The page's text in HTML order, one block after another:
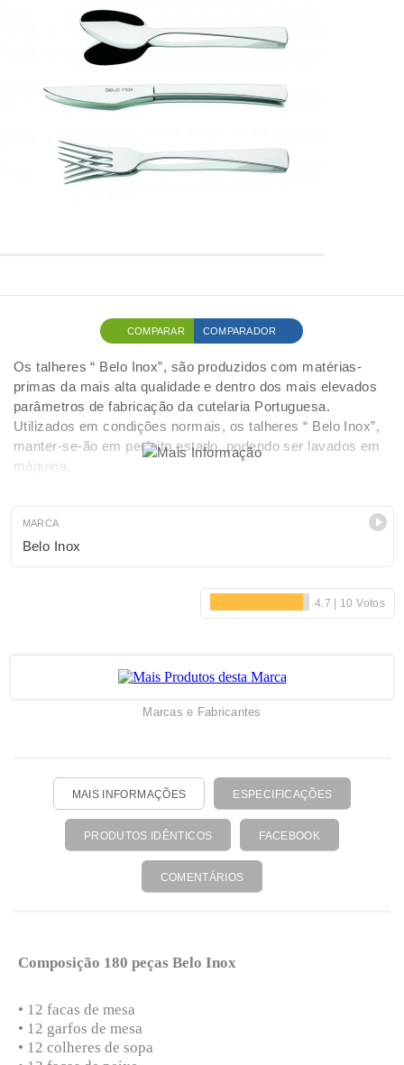
COMPARAR COMPARADOR
Os talheres “ Belo Inox”, são produzidos com matérias‐
primas da mais alta qualidade e dentro dos mais elevados
parâmetros de fabricação da cutelaria Portuguesa.
Utilizados em condições normais, os talheres “ Belo Inox”,
manter‐se‐ão em perfeito estado, podendo ser lavados em
máquina.
MARCA
Belo Inox
Marcas e Fabricantes
MAIS INFORMAÇÕES ESPECIFICAÇÕES
PRODUTOS IDÊNTICOS FACEBOOK
COMENTÁRIOS
Composição 180 peças Belo Inox
• 12 facas de mesa
• 12 garfos de mesa
• 12 colheres de sopa